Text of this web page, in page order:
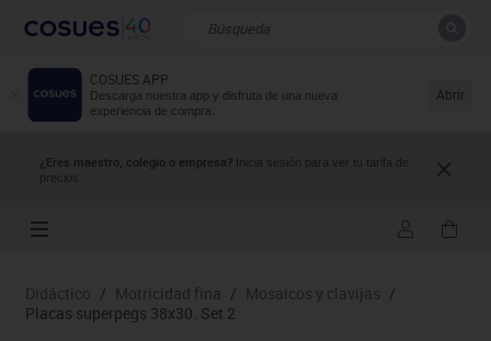
COSUES APP
Descarga nuestra app y disfruta de una nueva
experiencia de compra.
Abrir
¿Eres maestro, colegio o empresa? Inicia sesión para ver tu tarifa de
precios.
Resultados de la búsqueda
Didáctico / Motricidad fina / Mosaicos y clavijas /
Placas superpegs 38x30. Set 2